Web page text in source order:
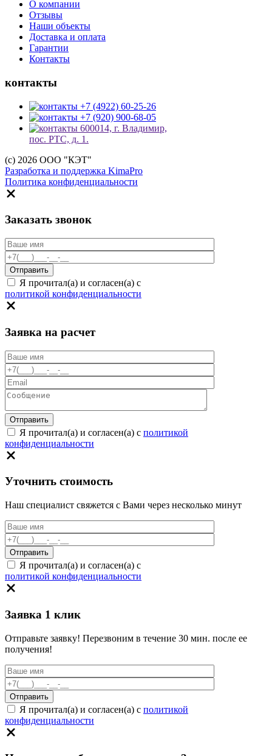
О компании
Отзывы
Наши объекты
Доставка и оплата
Гарантии
Контакты
контакты
+7 (4922) 60-25-26
+7 (920) 900-68-05
600014, г. Владимир,
пос. РТС, д. 1.
(c) 2026 ООО "КЭТ"
Разработка и поддержка KimaPro
Политика конфиденциальности
Заказать звонок
Я прочитал(а) и согласен(а) с
политикой конфиденциальности
Заявка на расчет
Я прочитал(а) и согласен(а) с политикой
конфиденциальности
Уточнить стоимость
Наш специалист свяжется с Вами через несколько минут
Я прочитал(а) и согласен(а) с
политикой конфиденциальности
Заявка 1 клик
Отправьте заявку! Перезвоним в течение 30 мин. после ее
получения!
Я прочитал(а) и согласен(а) с политикой
конфиденциальности